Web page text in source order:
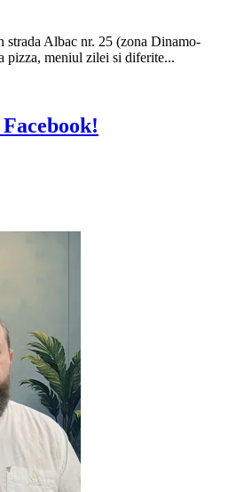
strada Albac nr. 25 (zona Dinamo-
pizza, meniul zilei si diferite...